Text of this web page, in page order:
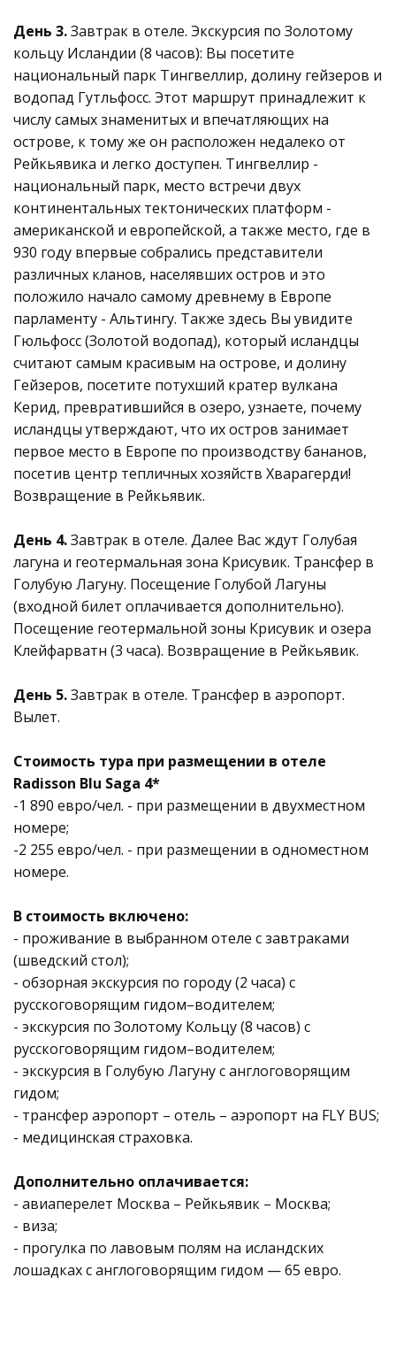
День 3.Завтрак в отеле. Экскурсия по Золотому
кольцу Исландии (8 часов): Вы посетите
национальный парк Тингвеллир, долину гейзеров и
водопад Гутльфосс. Этот маршрут принадлежит к
числу самых знаменитых и впечатляющих на
острове, к тому же он расположен недалеко от
Рейкьявика и легко доступен. Тингвеллир -
национальный парк, место встречи двух
континентальных тектонических платформ -
американской и европейской, а также место, где в
930 году впервые собрались представители
различных кланов, населявших остров и это
положило начало самому древнему в Европе
парламенту - Альтингу. Также здесь Вы увидите
Гюльфосс (Золотой водопад), который исландцы
считают самым красивым на острове, и долину
Гейзеров, посетите потухший кратер вулкана
Керид, превратившийся в озеро, узнаете, почему
исландцы утверждают, что их остров занимает
первое место в Европе по производству бананов,
посетив центр тепличных хозяйств Хварагерди!
Возвращение в Рейкьявик.
День 4.Завтрак в отеле. Далее Вас ждут Голубая
лагуна и геотермальная зона Крисувик. Трансфер в
Голубую Лагуну. Посещение Голубой Лагуны
(входной билет оплачивается дополнительно).
Посещение геотермальной зоны Крисувик и озера
Клейфарватн (3 часа). Возвращение в Рейкьявик.
День 5.Завтрак в отеле. Трансфер в аэропорт.
Вылет.
Стоимость тура при размещении в отеле
Radisson Blu Saga 4*
-1 890 евро/чел. - при размещении в двухместном
номере;
-2 255 евро/чел. - при размещении в одноместном
номере.
В стоимость включено:
- проживание в выбранном отеле с завтраками
(шведский стол);
- обзорная экскурсия по городу (2 часа) с
русскоговорящим гидом–водителем;
- экскурсия по Золотому Кольцу (8 часов) с
русскоговорящим гидом–водителем;
- экскурсия в Голубую Лагуну с англоговорящим
гидом;
- трансфер аэропорт – отель – аэропорт на FLY BUS;
- медицинская страховка.
Дополнительно оплачивается:
- авиаперелет Москва – Рейкьявик – Москва;
- виза;
- прогулка по лавовым полям на исландских
лошадках с англоговорящим гидом — 65 евро.